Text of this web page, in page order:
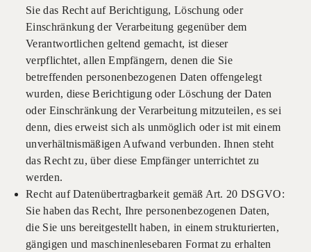
Sie das Recht auf Berichtigung, Löschung oder
Einschränkung der Verarbeitung gegenüber dem
Verantwortlichen geltend gemacht, ist dieser
verpflichtet, allen Empfängern, denen die Sie
betreffenden personenbezogenen Daten offengelegt
wurden, diese Berichtigung oder Löschung der Daten
oder Einschränkung der Verarbeitung mitzuteilen, es sei
denn, dies erweist sich als unmöglich oder ist mit einem
unverhältnismäßigen Aufwand verbunden. Ihnen steht
das Recht zu, über diese Empfänger unterrichtet zu
werden.
Recht auf Datenübertragbarkeit gemäß Art. 20 DSGVO:
Sie haben das Recht, Ihre personenbezogenen Daten,
die Sie uns bereitgestellt haben, in einem strukturierten,
gängigen und maschinenlesebaren Format zu erhalten